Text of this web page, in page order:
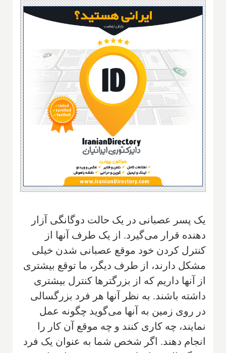
یک پسر عصبانی در یک حالت دوگانگی آزار
دهنده قرار می‌گیرد. از یک طرف آنها از
کنترل کردن خود موقع عصبانی شدن خیلی
مشکل دارند، از طرف دیگر، ما توقع بیشتری
از آنها داریم که از بزرگترها کنترل بیشتری
داشته باشند. به نظر آنها هر فرد بزرگسالی
در روی زمین به آنها می‌گوید چگونه عمل
نمایند، چه کاری کنند و چه موقع آن کار را
انجام دهند. اگر شخص شما به عنوان یک فرد